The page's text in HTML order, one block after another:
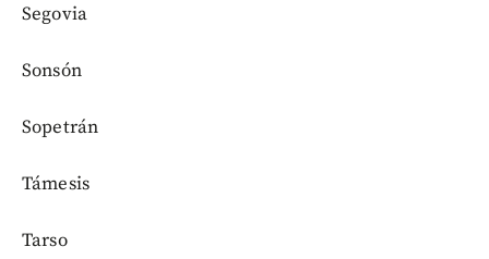
Segovia
Sonsón
Sopetrán
Támesis
Tarso